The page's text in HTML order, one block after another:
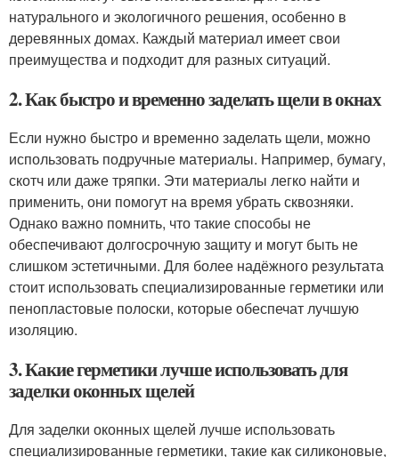
натурального и экологичного решения, особенно в
деревянных домах. Каждый материал имеет свои
преимущества и подходит для разных ситуаций.
2. Как быстро и временно заделать щели в окнах
Если нужно быстро и временно заделать щели, можно
использовать подручные материалы. Например, бумагу,
скотч или даже тряпки. Эти материалы легко найти и
применить, они помогут на время убрать сквозняки.
Однако важно помнить, что такие способы не
обеспечивают долгосрочную защиту и могут быть не
слишком эстетичными. Для более надёжного результата
стоит использовать специализированные герметики или
пенопластовые полоски, которые обеспечат лучшую
изоляцию.
3. Какие герметики лучше использовать для
заделки оконных щелей
Для заделки оконных щелей лучше использовать
специализированные герметики, такие как силиконовые,